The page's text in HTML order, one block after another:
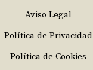
Aviso Legal
Política de Privacidad
Política de Cookies